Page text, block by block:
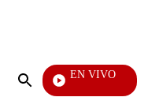
Enviar
EN VIVO
Día